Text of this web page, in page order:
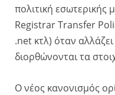
πολιτική
Registrar Transfer
.net κτλ) όταν
διορθώνονται τα
Ο νέος κανονισμός